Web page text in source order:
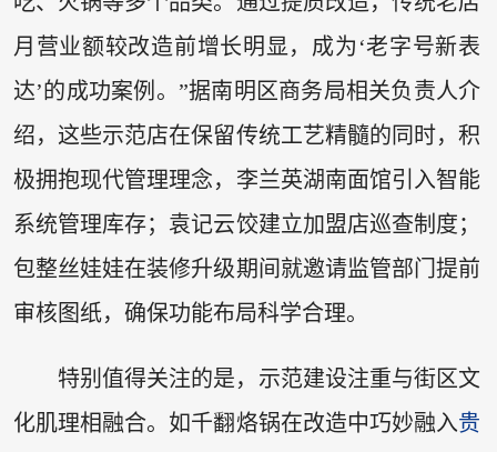
月营业额较改造前增长明显，成为‘老字号新表
达’的成功案例。”据南明区商务局相关负责人介
绍，这些示范店在保留传统工艺精髓的同时，积
极拥抱现代管理理念，李兰英湖南面馆引入智能
系统管理库存；袁记云饺建立加盟店巡查制度；
包整丝娃娃在装修升级期间就邀请监管部门提前
审核图纸，确保功能布局科学合理。
特别值得关注的是，示范建设注重与街区文
化肌理相融合。如千翻烙锅在改造中巧妙融入贵